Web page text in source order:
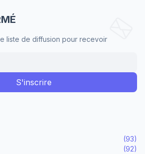
liste de diffusion pour recevoir
(93)
(92)